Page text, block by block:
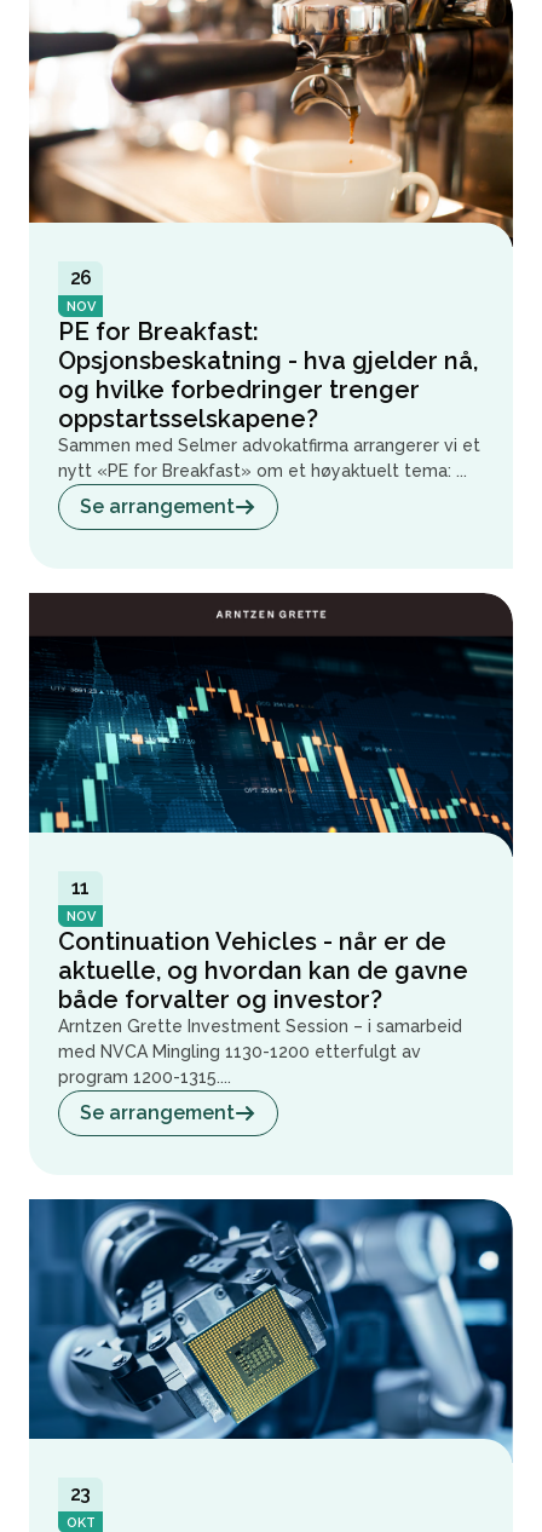
26
NOV
PE for Breakfast:
Opsjonsbeskatning - hva gjelder nå,
og hvilke forbedringer trenger
oppstartsselskapene?
Sammen med Selmer advokatfirma arrangerer vi et
nytt «PE for Breakfast» om et høyaktuelt tema: ...
Se arrangement
11
NOV
Continuation Vehicles - når er de
aktuelle, og hvordan kan de gavne
både forvalter og investor?
Arntzen Grette Investment Session – i samarbeid
med NVCA Mingling 1130-1200 etterfulgt av
program 1200-1315....
Se arrangement
23
OKT